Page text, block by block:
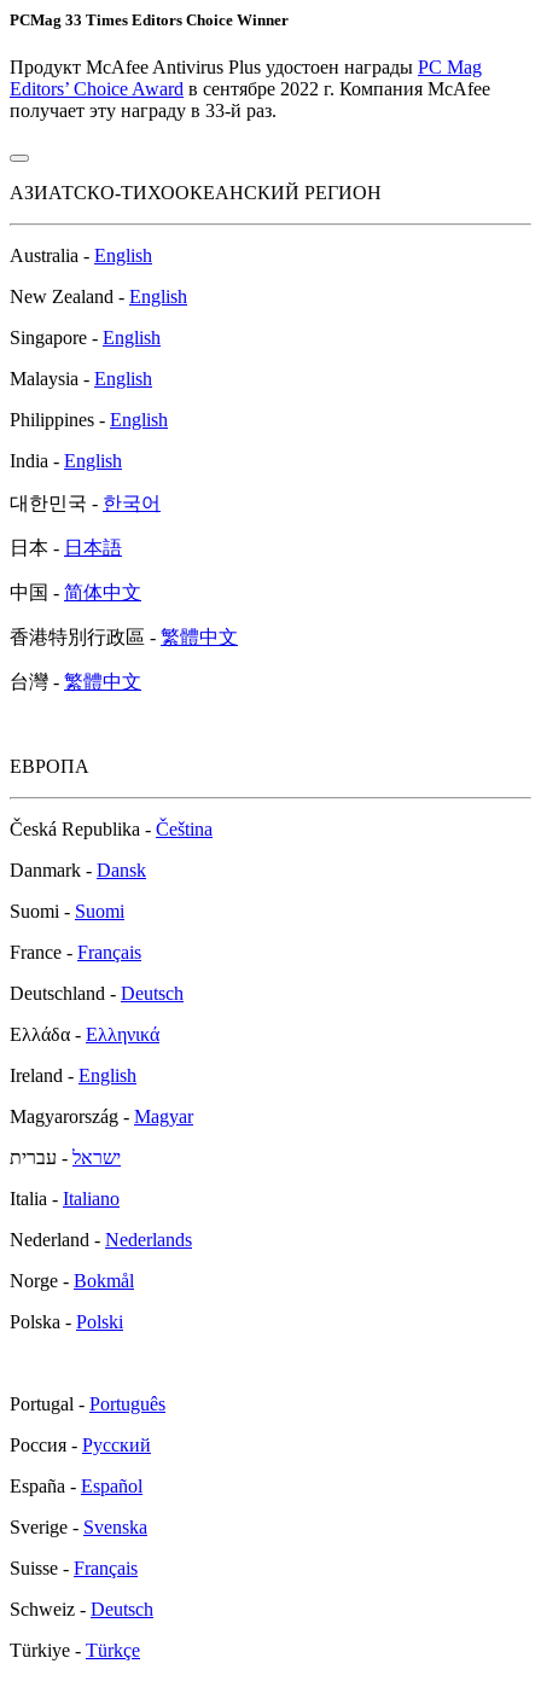
PCMag 33 Times Editors Choice Winner
Продукт McAfee Antivirus Plus удостоен награды PC Mag
Editors’ Choice Award в сентябре 2022 г. Компания McAfee
получает эту награду в 33-й раз.
АЗИАТСКО-ТИХООКЕАНСКИЙ РЕГИОН
Australia - English
New Zealand - English
Singapore - English
Malaysia - English
Philippines - English
India - English
대한민국 - 한국어
日本 - 日本語
中国 - 简体中文
香港特別行政區 - 繁體中文
台灣 - 繁體中文
ЕВРОПА
Česká Republika - Čeština
Danmark - Dansk
Suomi - Suomi
France - Français
Deutschland - Deutsch
Ελλάδα - Ελληνικά
Ireland - English
Magyarország - Magyar
ישראל - עברית
Italia - Italiano
Nederland - Nederlands
Norge - Bokmål
Polska - Polski
Portugal - Português
Россия - Русский
España - Español
Sverige - Svenska
Suisse - Français
Schweiz - Deutsch
Türkiye - Türkçe